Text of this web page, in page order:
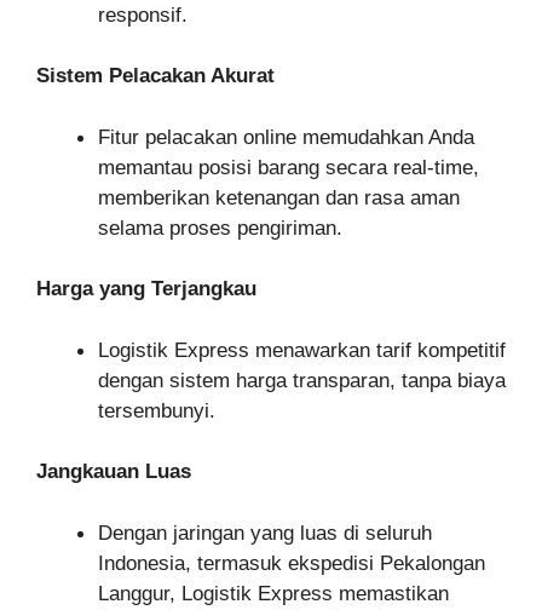
responsif.
Sistem Pelacakan Akurat
Fitur pelacakan online memudahkan Anda
memantau posisi barang secara real-time,
memberikan ketenangan dan rasa aman
selama proses pengiriman.
Harga yang Terjangkau
Logistik Express menawarkan tarif kompetitif
dengan sistem harga transparan, tanpa biaya
tersembunyi.
Jangkauan Luas
Dengan jaringan yang luas di seluruh
Indonesia, termasuk ekspedisi Pekalongan
Langgur, Logistik Express memastikan